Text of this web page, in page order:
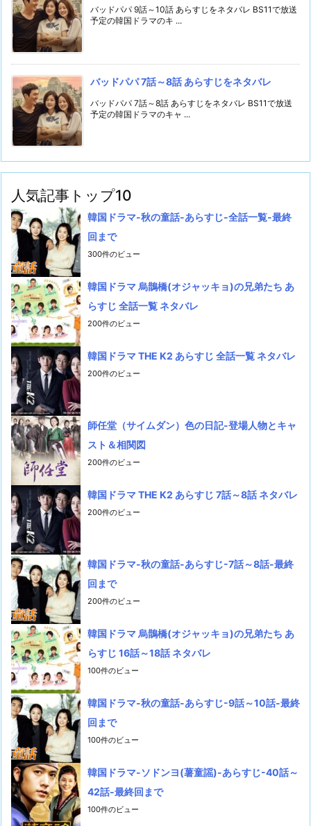
バッドパパ 9話～10話 あらすじをネタバレ BS11で放送
予定の韓国ドラマのキ ...
バッドパパ 7話～8話 あらすじをネタバレ
バッドパパ 7話～8話 あらすじをネタバレ BS11で放送
予定の韓国ドラマのキャ ...
人気記事トップ10
韓国ドラマ-秋の童話-あらすじ-全話一覧-最終
回まで
300件のビュー
韓国ドラマ 烏鵲橋(オジャッキョ)の兄弟たち あ
らすじ 全話一覧 ネタバレ
200件のビュー
韓国ドラマ THE K2 あらすじ 全話一覧 ネタバレ
200件のビュー
師任堂（サイムダン）色の日記-登場人物とキャ
スト＆相関図
200件のビュー
韓国ドラマ THE K2 あらすじ 7話～8話 ネタバレ
200件のビュー
韓国ドラマ-秋の童話-あらすじ-7話～8話-最終
回まで
200件のビュー
韓国ドラマ 烏鵲橋(オジャッキョ)の兄弟たち あ
らすじ 16話～18話 ネタバレ
100件のビュー
韓国ドラマ-秋の童話-あらすじ-9話～10話-最終
回まで
100件のビュー
韓国ドラマ-ソドンヨ(薯童謡)-あらすじ-40話～
42話-最終回まで
100件のビュー